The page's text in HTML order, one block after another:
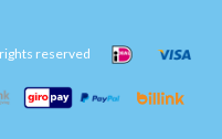
reserved